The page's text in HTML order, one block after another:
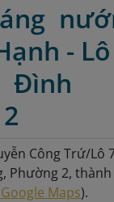
-
Công Trứ/Lô
Phường 2,
Google Maps).